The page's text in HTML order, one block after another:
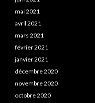
mai 2021
avril 2021
mars 2021
février 2021
janvier 2021
décembre 2020
novembre 2020
octobre 2020